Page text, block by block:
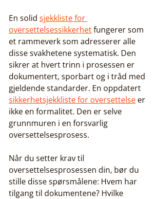
En solid sjekkliste for
oversettelsessikkerhet fungerer som
et rammeverk som adresserer alle
disse svakhetene systematisk. Den
sikrer at hvert trinn i prosessen er
dokumentert, sporbart og i tråd med
gjeldende standarder. En oppdatert
sikkerhetsjekkliste for oversettelse er
ikke en formalitet. Den er selve
grunnmuren i en forsvarlig
oversettelsesprosess.
Når du setter krav til
oversettelsesprosessen din, bør du
stille disse spørsmålene: Hvem har
tilgang til dokumentene? Hvilke